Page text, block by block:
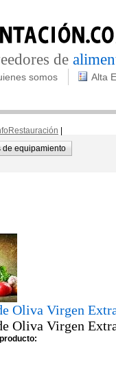
de
somos Alta
de equipamiento
Oliva Virgen
Oliva Virgen